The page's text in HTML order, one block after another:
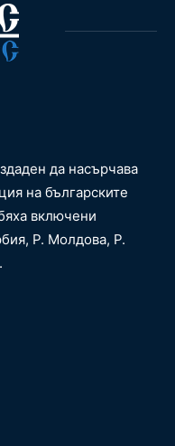
да насърчава
на българските
включени
Р. Молдова, Р.